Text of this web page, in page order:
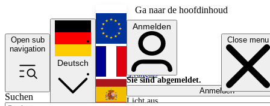
Ga naar de hoofdinhoud
Open sub
navigation
Close menu
Suchen
Deutsch
English
Français
Anmelden
Sie sind abgemeldet.
Anmelden
Licht aus